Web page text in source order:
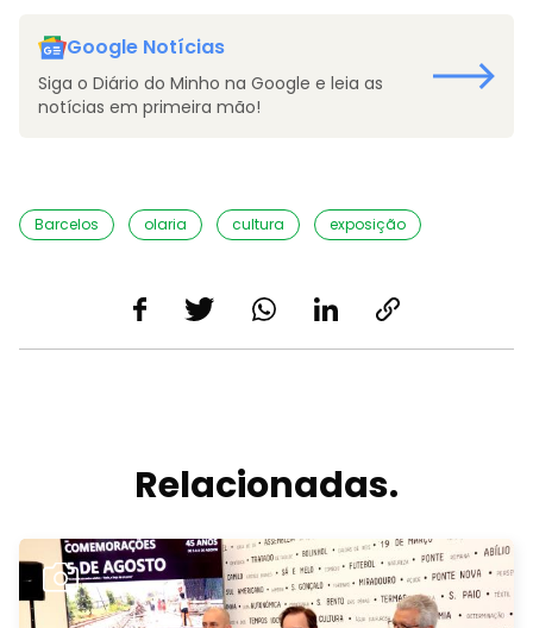
Google Notícias
Siga o Diário do Minho na Google e leia as
notícias em primeira mão!
Barcelos olaria cultura exposição
Relacionadas.